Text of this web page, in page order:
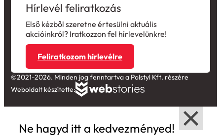
Hírlevél feliratkozás
Első kézből szeretne értesülni aktuális
akcióinkról? Iratkozzon fel hírlevelünkre!
Feliratkozom hírlevélre
©2021-2026. Minden jog fenntartva a Polstyl Kft. részére
Weboldalt készítette:
Ne hagyd itt a kedvezményed!